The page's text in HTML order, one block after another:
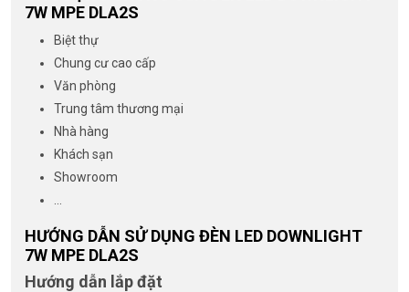
7W MPE DLA2S
Biệt thự
Chung cư cao cấp
Văn phòng
Trung tâm thương mại
Nhà hàng
Khách sạn
Showroom
HƯỚNG DẪN SỬ DỤNG ĐÈN LED DOWNLIGHT
7W MPE DLA2S
Hướng dẫn lắp đặt